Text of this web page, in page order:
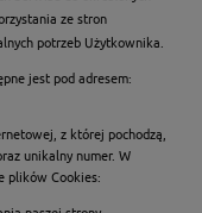
ze stron
potrzeb Użytkownika.
jest pod adresem:
z której pochodzą,
unikalny numer. W
plików Cookies: